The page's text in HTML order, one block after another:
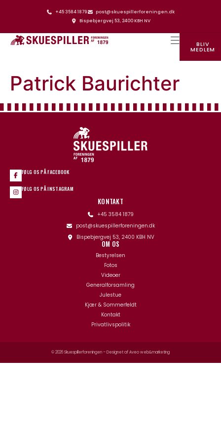
+45 3584 1879
post@skuespillerforeningen.dk
Bispebjergvej 53, 2400 KBH NV
BLIV
MEDLEM
Patrick Baurichter
FØLG OS PÅ FACEBOOK
FØLG OS PÅ INSTAGRAM
KONTAKT
+45 3584 1879
post@skuespillerforeningen.dk
Bispebjergvej 53, 2400 KBH NV
OM OS
Bestyrelsen
Fotos
Videoer
Generalforsamling
Julestue
Kjær & Sommerfeldt
Kontakt
Privatlivspolitik
© 2026 Skuespillerforeningen – Designet afAveo web&marketing